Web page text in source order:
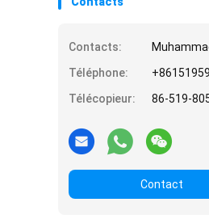
Contacts:
Téléphone:
Télécopieur:
86-519-
Contact